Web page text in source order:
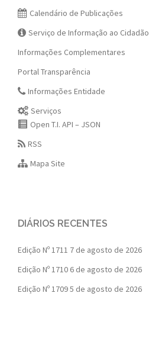
Calendário de Publicações
Serviço de Informação ao Cidadão
Informações Complementares
Portal Transparência
Informações Entidade
Serviços
Open T.I. API – JSON
RSS
Mapa Site
DIÁRIOS RECENTES
Edição Nº 1711 7 de agosto de 2026
Edição Nº 1710 6 de agosto de 2026
Edição Nº 17095 de agosto de 2026